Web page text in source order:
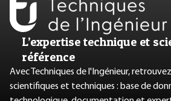
L’expertise technique et
référence
Avec Techniques de l'Ingénieur,
scientifiques et techniques : base de